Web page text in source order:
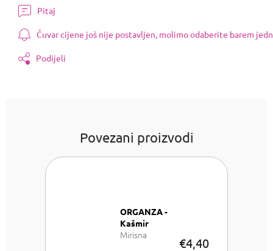
Pitaj
Čuvar cijene još nije postavljen, molimo odaberite barem
Podijeli
Povezani proizvodi
ORGANZA -
Kašmir
Mirisna
€4,40